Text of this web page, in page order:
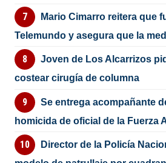
Mario Cimarro reitera que
Telemundo y asegura que la
Joven de Los Alcarrizos
costear cirugía de columna
Se entrega acompañante
homicida de oficial de la Fuerza
Director de la Policía